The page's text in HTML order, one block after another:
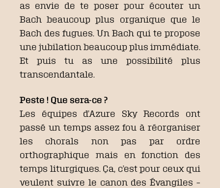
as envie de te poser pour écouter un
Bach beaucoup plus organique que le
Bach des fugues. Un Bach qui te propose
une jubilation beaucoup plus immédiate.
Et puis tu as une possibilité plus
transcendantale.
Peste ! Que sera-ce ?
Les équipes d’Azure Sky Records ont
passé un temps assez fou à réorganiser
les chorals non pas par ordre
orthographique mais en fonction des
temps liturgiques. Ça, c’est pour ceux qui
veulent suivre le canon des Évangiles –